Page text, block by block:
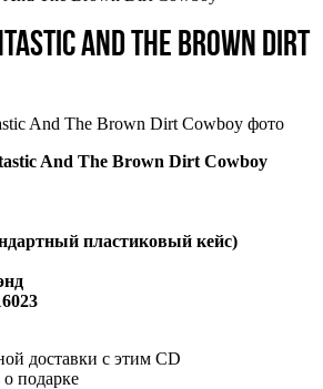
And The Brown Dirt
And The Brown Dirt Cowboy
пластиковый кейс)
доставки с этим CD
подарке